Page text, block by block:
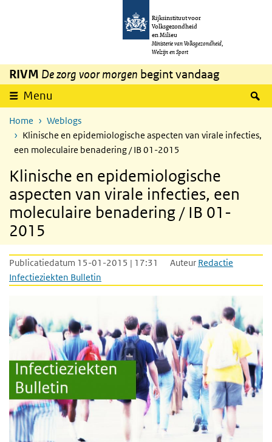
Overslaan en naar de inhoud gaan
Rijksinstituut voor
Volksgezondheid
en Milieu
Ministerie van Volksgezondheid,
Welzijn en Sport
RIVM De zorg voor morgen begint vandaag
Menu
Home
Weblogs
Klinische en epidemiologische aspecten van virale infecties,
een moleculaire benadering / IB 01-2015
Klinische en epidemiologische
aspecten van virale infecties, een
moleculaire benadering / IB 01-
2015
Publicatiedatum 15-01-2015 | 17:31 Auteur Redactie
Infectieziekten Bulletin